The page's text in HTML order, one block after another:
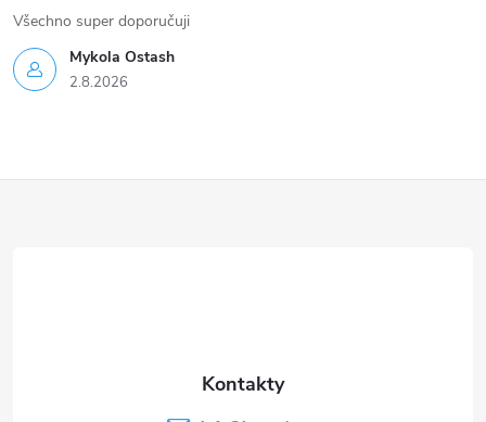
Mykola Ostash
2.8.2026
Všechno super doporučuji